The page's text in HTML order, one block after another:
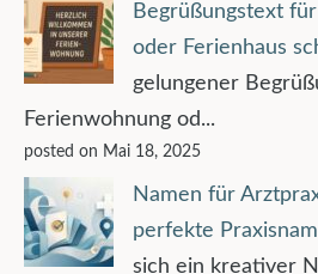
Begrüßungstext
oder Ferienhaus
gelungener
Ferienwohnung od...
posted on Mai 18, 2025
Namen für
perfekte
sich ein kreativer